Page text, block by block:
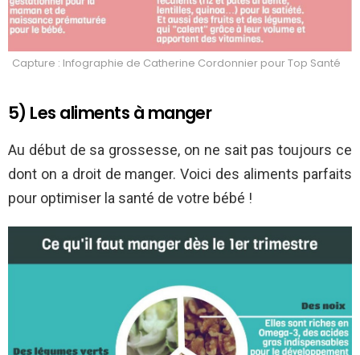
Capture : Infographie de Catherine Cordonnier pour Top Santé
5) Les aliments à manger
Au début de sa grossesse, on ne sait pas toujours ce
dont on a droit de manger. Voici des aliments parfaits
pour optimiser la santé de votre bébé !